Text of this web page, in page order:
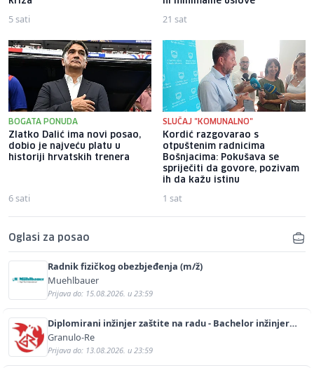
5 sati 21 sat
BOGATA PONUDA
Zlatko Dalić ima novi posao,
dobio je najveću platu u
historiji hrvatskih trenera
6 sati
SLUČAJ "KOMUNALNO"
Kordić razgovarao s
otpuštenim radnicima
Bošnjacima: Pokušava se
spriječiti da govore, pozivam
ih da kažu istinu
1 sat
Oglasi za posao
Radnik fizičkog obezbjeđenja (m/ž)
Muehlbauer
Prijava do: 15.08.2026. u 23:59
Diplomirani inžinjer zaštite na radu - Bachelor inžinjer
sigurnosti i pomoći (m/ž)
Granulo-Re
Prijava do: 13.08.2026. u 23:59